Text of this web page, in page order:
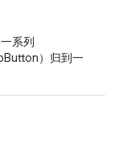
系列
）归到一